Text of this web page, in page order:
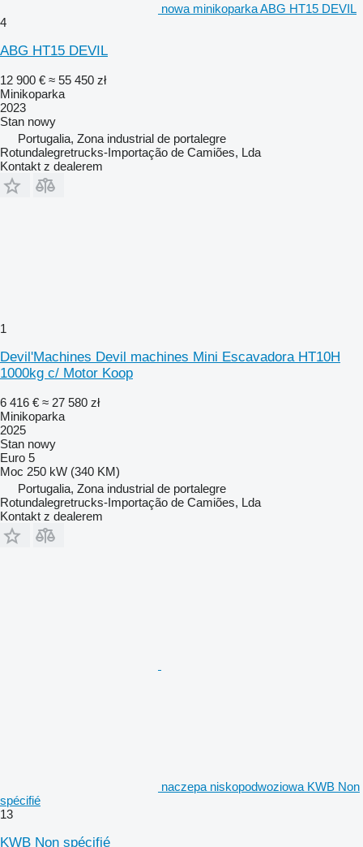
nowa minikoparka ABG HT15 DEVIL
4
ABG HT15 DEVIL
12 900 € ≈ 55 450 zł
Minikoparka
2023
Stan nowy
Portugalia, Zona industrial de portalegre
Rotundalegretrucks-Importação de Camiões, Lda
Kontakt z dealerem
1
Devil'Machines Devil machines Mini Escavadora HT10H
1000kg c/ Motor Koop
6 416 € ≈ 27 580 zł
Minikoparka
2025
Stan nowy
Euro 5
Moc 250 kW (340 KM)
Portugalia, Zona industrial de portalegre
Rotundalegretrucks-Importação de Camiões, Lda
Kontakt z dealerem
naczepa niskopodwoziowa KWB Non
spécifié
13
KWB Non spécifié